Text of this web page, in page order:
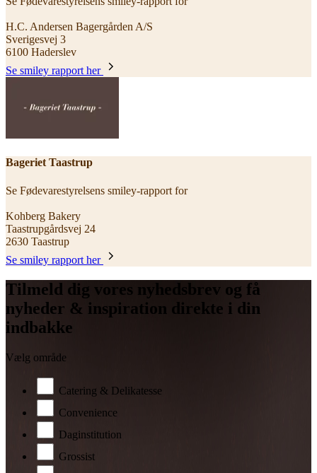
H.C. Andersen Bagergården A/S
Sverigesvej 3
6100 Haderslev
Se smiley rapport her
Bageriet Taastrup
Se Fødevarestyrelsens smiley-rapport for
Kohberg Bakery
Taastrupgårdsvej 24
2630 Taastrup
Se smiley rapport her
Tilmeld dig vores nyhedsbrev og få
nyheder & inspiration direkte i din
indbakke
Vælg område
Catering & Delikatesse
Convenience
Daginstitution
Grossist